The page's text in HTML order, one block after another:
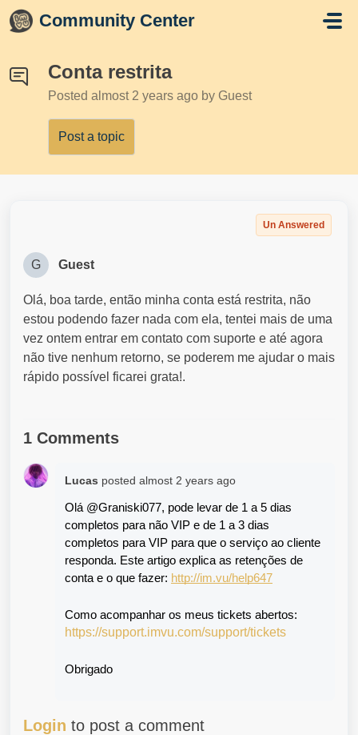
Skip to main content
Community Center
Conta restrita
Posted almost 2 years ago by Guest
Post a topic
Un Answered
G Guest
Olá, boa tarde, então minha conta está restrita, não
estou podendo fazer nada com ela, tentei mais de uma
vez ontem entrar em contato com suporte e até agora
não tive nenhum retorno, se poderem me ajudar o mais
rápido possível ficarei grata!.
1 Comments
Lucas posted almost 2 years ago
Olá @Graniski077, pode levar de 1 a 5 dias
completos para não VIP e de 1 a 3 dias
completos para VIP para que o serviço ao cliente
responda. Este artigo explica as retenções de
conta e o que fazer: http://im.vu/help647
Como acompanhar os meus tickets abertos:
https://support.imvu.com/support/tickets
Obrigado
Login to post a comment